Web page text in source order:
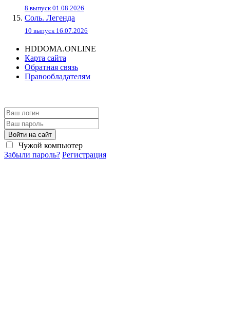
8 выпуск 01.08.2026
Соль. Легенда
10 выпуск 16.07.2026
HDDOMA.ONLINE
Карта сайта
Обратная связь
Правообладателям
Войти на сайт
Чужой компьютер
Забыли пароль? Регистрация